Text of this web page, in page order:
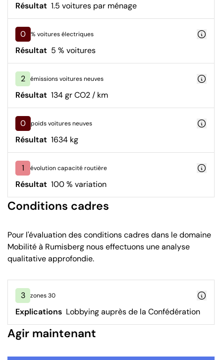
Résultat 1.5 voitures par ménage
0 % voitures électriques
Résultat 5 % voitures
2 émissions voitures neuves
Résultat 134 gr CO2 / km
0 poids voitures neuves
Résultat 1634 kg
1 évolution capacité routière
Résultat 100 % variation
Conditions cadres
Pour l'évaluation des conditions cadres dans le domaine
Mobilité à Rumisberg nous effectuons une analyse
qualitative approfondie.
3 zones 30
Explications Lobbying auprès de la Confédération
Agir maintenant